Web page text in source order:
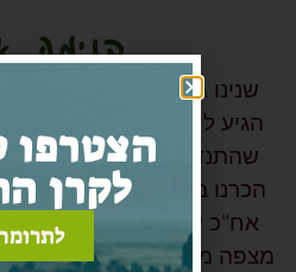
בנימה
שנינו גדלנו בעיר, וכך אחד
הגיע לחוות. מוריה דרך
שהתנדב בחוות והיה
הכרנו בחווה של רפפורט,
אח"כ עלינו לנקודה מול
מצפה מוטי (לזכר מוטי
הצטרפו
לקרן